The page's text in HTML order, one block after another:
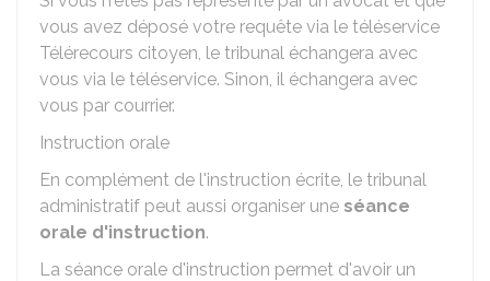
vous avez déposé votre requête via le téléservice
Télérecours citoyen, le tribunal échangera avec
vous via le téléservice. Sinon, il échangera avec
vous par courrier.
Instruction orale
En complément de l'instruction écrite, le tribunal
administratif peut aussi organiser une séance
orale d'instruction.
La séance orale d'instruction permet d'avoir un